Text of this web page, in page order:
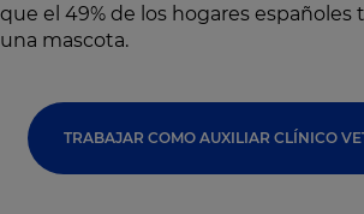
que el 49% de los hogares españoles
una mascota.
TRABAJAR COMO AUXILIAR CLÍNICO